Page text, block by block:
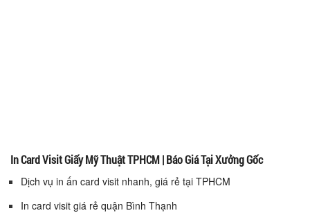
In Card Visit Giấy Mỹ Thuật TPHCM | Báo Giá Tại Xưởng Gốc
Dịch vụ in ấn card visit nhanh, giá rẻ tại TPHCM
In card visit giá rẻ quận Bình Thạnh